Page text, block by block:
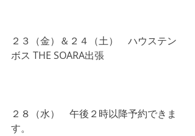
２３（金）＆２４（土）　ハウステン
ボス THE SOARA出張
２８（水）　午後２時以降予約できま
す。